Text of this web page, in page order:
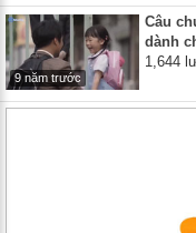
9 năm trước
Câu
dành
1,644